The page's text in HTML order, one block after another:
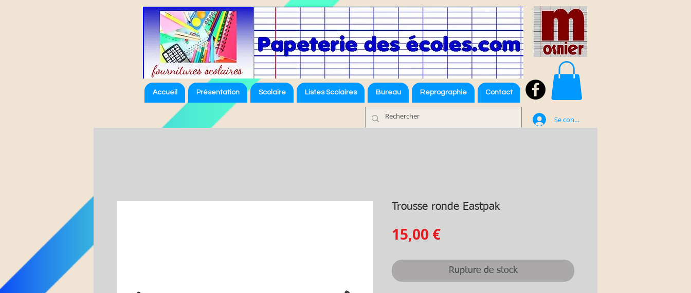
Accueil Présentation Scolaire Listes Scolaires Bureau Reprographie Contact
Se connecter
Trousse ronde Eastpak
15,00 €Prix
Rupture de stock